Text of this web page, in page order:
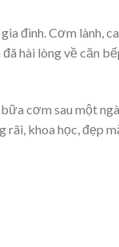
đình. Cơm lành,
hài lòng về căn
cơm sau một
rãi, khoa học, đẹp